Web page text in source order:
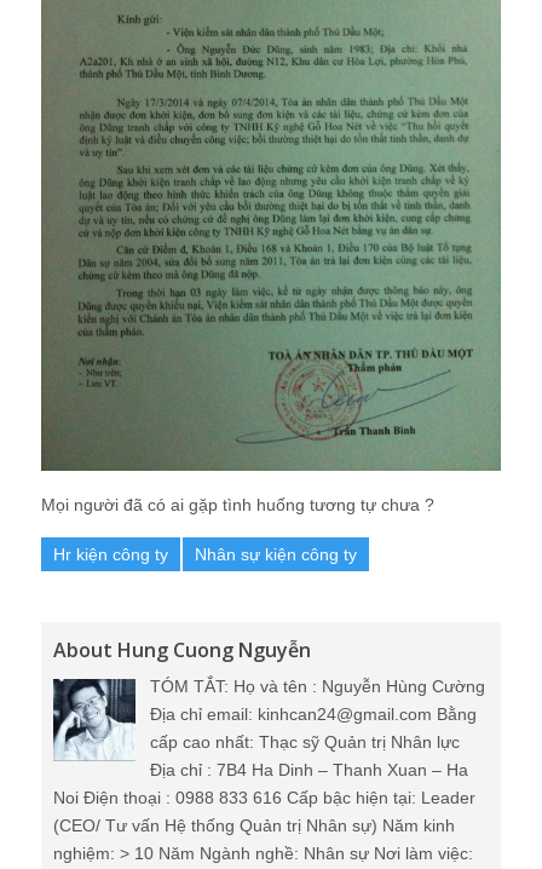
Mọi người đã có ai gặp tình huống tương tự chưa ?
Hr kiện công ty Nhân sự kiện công ty
About Hung Cuong Nguyễn
TÓM TẮT: Họ và tên : Nguyễn Hùng Cường
Địa chỉ email: kinhcan24@gmail.com Bằng
cấp cao nhất: Thạc sỹ Quản trị Nhân lực
Địa chỉ : 7B4 Ha Dinh – Thanh Xuan – Ha
Noi Điện thoại : 0988 833 616 Cấp bậc hiện tại: Leader
(CEO/ Tư vấn Hệ thống Quản trị Nhân sự) Năm kinh
nghiệm: > 10 Năm Ngành nghề: Nhân sự Nơi làm việc: